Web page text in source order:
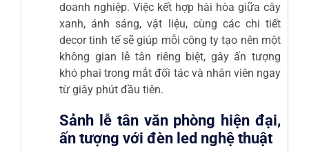
doanh nghiệp. Việc kết hợp hài hòa giữa cây
xanh, ánh sáng, vật liệu, cùng các chi tiết
decor tinh tế sẽ giúp mỗi công ty tạo nên một
không gian lễ tân riêng biệt, gây ấn tượng
khó phai trong mắt đối tác và nhân viên ngay
từ giây phút đầu tiên.
Sảnh lễ tân văn phòng hiện đại,
ấn tượng với đèn led nghệ thuật